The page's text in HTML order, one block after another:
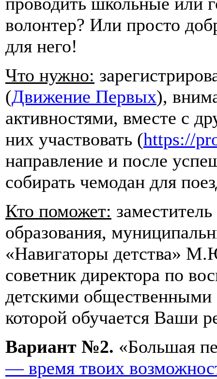
волонтер? Или просто
для него!
Что нужно:
(Движение Первых),
активностями, вместе с
них участвовать (https://
направление и после
собирать чемодан для
Кто поможет:
образования,
«Навигаторы детства»
советник директора по
детскими
которой обучается Ваши
Вариант №2. «Большая
— время твоих